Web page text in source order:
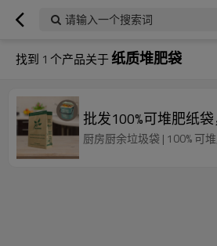
请输入一个搜索词
找到 1 个产品关于纸质堆肥袋
批发100%可堆肥纸
厨房厨余垃圾袋 | 100% 可